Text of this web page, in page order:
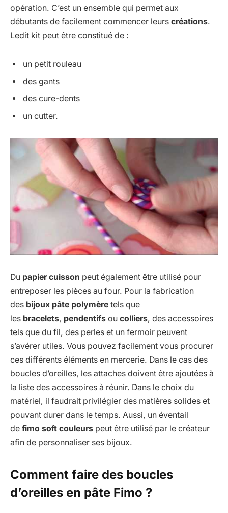
opération. C’est un ensemble qui permet aux
débutants de facilement commencer leurs créations.
Ledit kit peut être constitué de :
un petit rouleau
des gants
des cure-dents
un cutter.
Du papier cuisson peut également être utilisé pour
entreposer les pièces au four. Pour la fabrication
des bijoux pâte polymère tels que
les bracelets, pendentifs ou colliers, des accessoires
tels que du fil, des perles et un fermoir peuvent
s’avérer utiles. Vous pouvez facilement vous procurer
ces différents éléments en mercerie. Dans le cas des
boucles d’oreilles, les attaches doivent être ajoutées à
la liste des accessoires à réunir. Dans le choix du
matériel, il faudrait privilégier des matières solides et
pouvant durer dans le temps. Aussi, un éventail
de fimo soft couleurs peut être utilisé par le créateur
afin de personnaliser ses bijoux.
Comment faire des boucles
d’oreilles en pâte Fimo ?